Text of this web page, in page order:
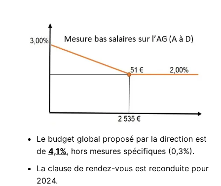
Le budget global proposé par la direction est
de 4,1%, hors mesures spécifiques (0,3%).
La clause de rendez-vous est reconduite pour
2024.